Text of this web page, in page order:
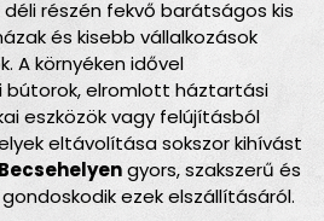
részén fekvő barátságos kis
és kisebb vállalkozások
A környéken idővel
bútorok, elromlott háztartási
eszközök vagy felújításból
eltávolítása sokszor kihívást
gyors, szakszerű és
ezek elszállításáról.